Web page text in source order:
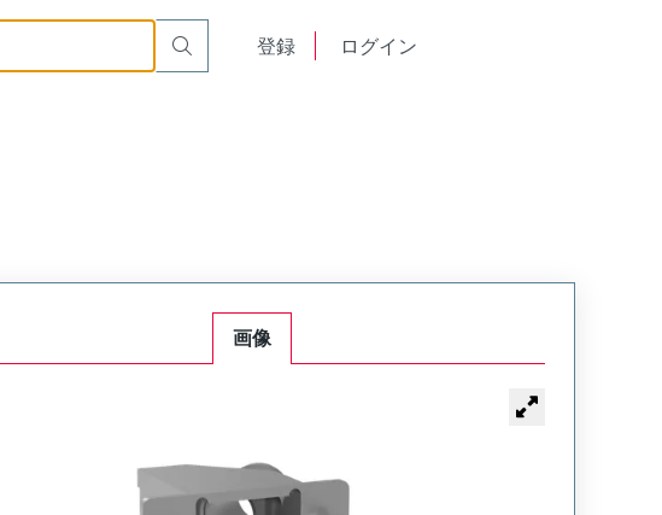
登録 ログイン
MM-242-009-000-2200
画像